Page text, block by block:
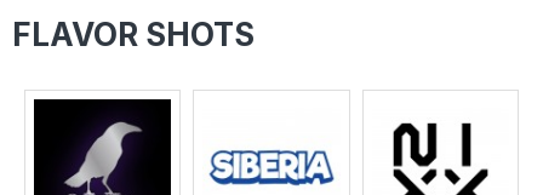
FLAVOR SHOTS